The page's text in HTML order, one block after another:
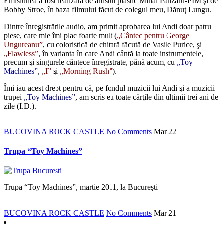
Bobby Stroe, în baza filmului făcut de colegul meu, Dănuţ Lungu.
Dintre înregistrările audio, am primit aprobarea lui Andi doar patru
piese, care mie îmi plac foarte mult („Cântec pentru George
Ungureanu”, cu coloristică de chitară făcută de Vasile Purice, şi
„Flawless”, în varianta în care Andi cântă la toate instrumentele,
precum şi singurele cântece înregistrate, până acum, cu „Toy
Machines”, „I” şi „Morning Rush”).
Îmi iau acest drept pentru că, pe fondul muzicii lui Andi şi a muzicii
trupei „Toy Machines”, am scris eu toate cărţile din ultimii trei ani de
zile (I.D.).
BUCOVINA ROCK CASTLE No Comments Mar 22
Trupa “Toy Machines”
Trupa “Toy Machines”, martie 2011, la Bucureşti
BUCOVINA ROCK CASTLE No Comments Mar 21